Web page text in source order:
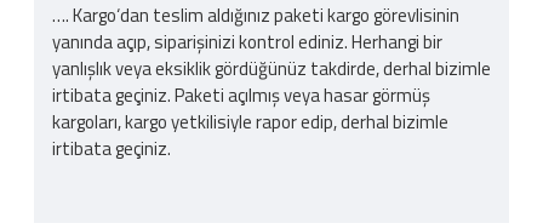
…. Kargo‘dan teslim aldığınız paketi kargo görevlisinin
yanında açıp, siparişinizi kontrol ediniz. Herhangi bir
yanlışlık veya eksiklik gördüğünüz takdirde, derhal bizimle
irtibata geçiniz. Paketi açılmış veya hasar görmüş
kargoları, kargo yetkilisiyle rapor edip, derhal bizimle
irtibata geçiniz.